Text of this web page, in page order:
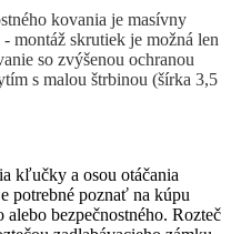
kovania je masívny
montáž skrutiek je možná len
so zvýšenou ochranou
s malou štrbinou (šírka 3,5
kľučky a osou otáčania
potrebné poznať na kúpu
bezpečnostného. Rozteč